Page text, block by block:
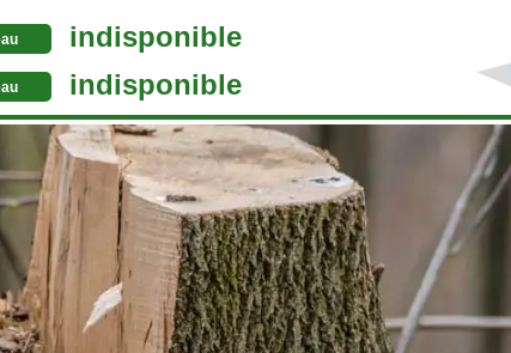
indisponible
indisponible